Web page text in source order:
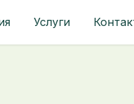
Услуги